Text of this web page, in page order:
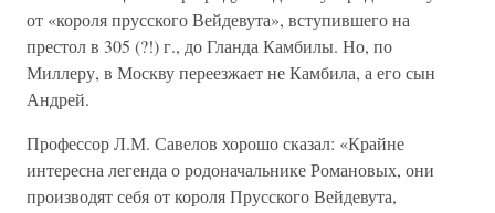
от «короля прусского Вейдевута», вступившего на
престол в 305 (?!) г., до Гланда Камбилы. Но, по
Миллеру, в Москву переезжает не Камбила, а его сын
Андрей.
Профессор Л.М. Савелов хорошо сказал: «Крайне
интересна легенда о родоначальнике Романовых, они
производят себя от короля Прусского Вейдевута,